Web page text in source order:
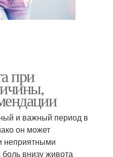
при
и важный период в
он может
неприятными
внизу живота